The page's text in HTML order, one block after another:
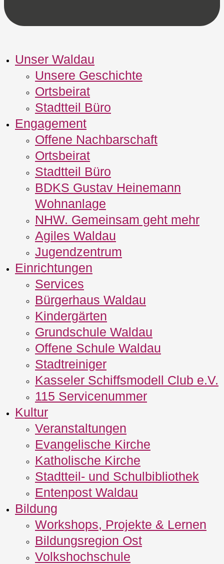
Unser Waldau
Unsere Geschichte
Ortsbeirat
Stadtteil Büro
Engagement
Offene Nachbarschaft
Ortsbeirat
Stadtteil Büro
BDKS Gustav Heinemann
Wohnanlage
NHW. Gemeinsam geht mehr
Agiles Waldau
Jugendzentrum
Einrichtungen
Services
Bürgerhaus Waldau
Kindergärten
Grundschule Waldau
Offene Schule Waldau
Stadtreiniger
Kasseler Schiffsmodell Club e.V.
115 Servicenummer
Kultur
Veranstaltungen
Evangelische Kirche
Katholische Kirche
Stadtteil- und Schulbibliothek
Entenpost Waldau
Bildung
Workshops, Projekte & Lernen
Bildungsregion Ost
Volkshochschule